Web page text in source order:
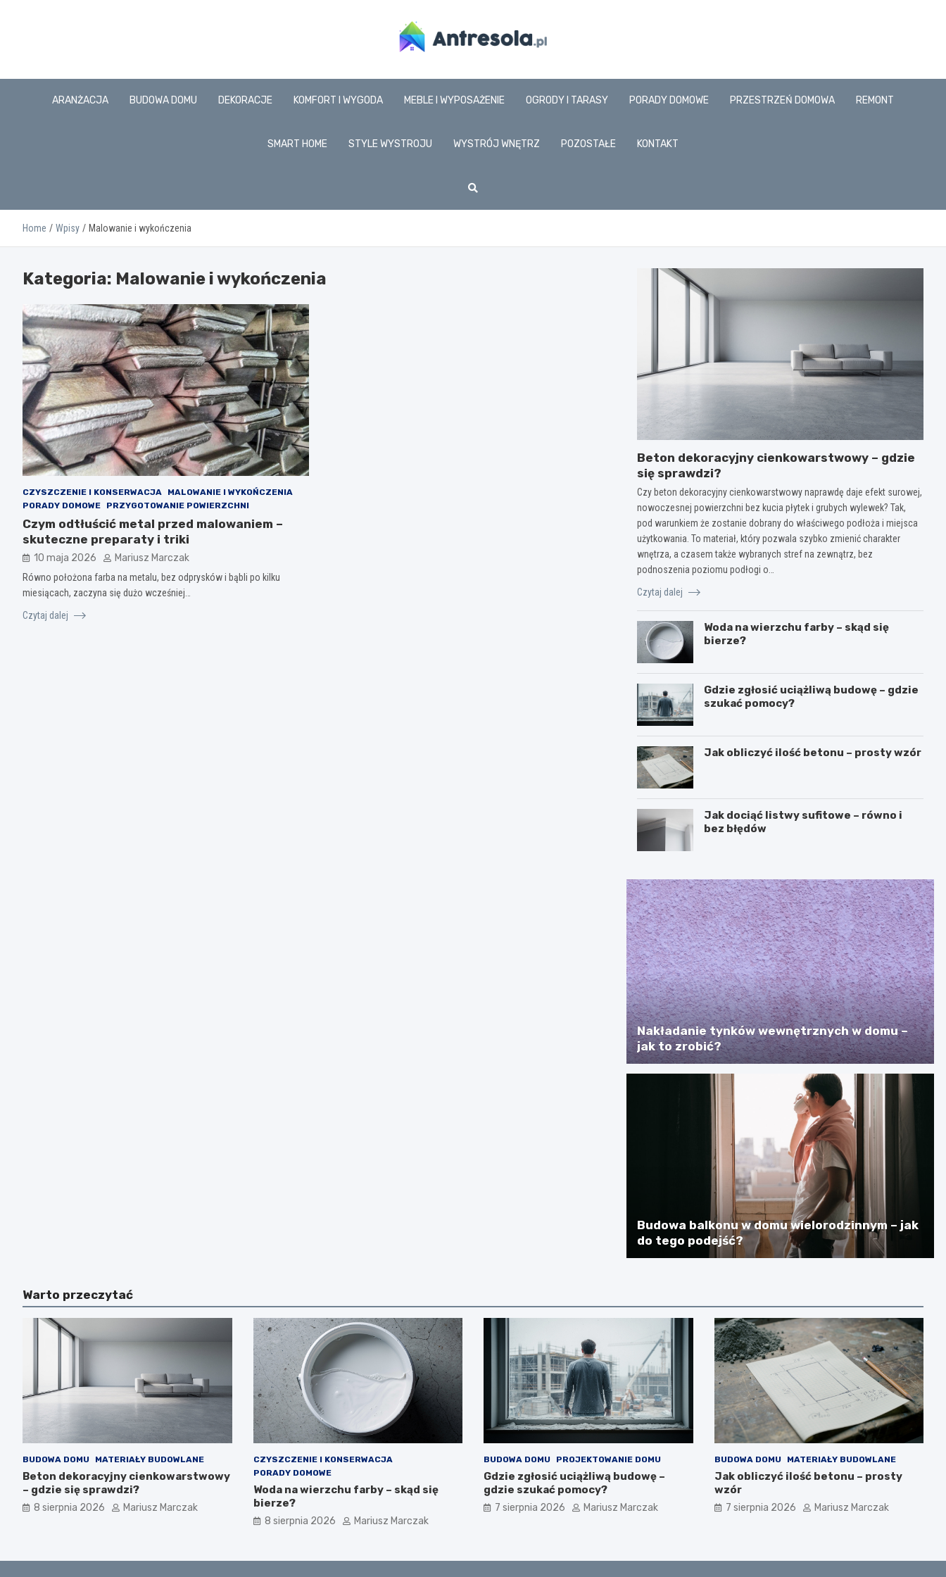
www.antresola.pl
ARANŻACJA BUDOWA DOMU DEKORACJE KOMFORT I WYGODA MEBLE I WYPOSAŻENIE OGRODY I TARASY PORADY DOMOWE PRZESTRZEŃ DOMOWA REMONT
SMART HOME STYLE WYSTROJU WYSTRÓJ WNĘTRZ POZOSTAŁE KONTAKT
Home Wpisy Malowanie i wykończenia
Kategoria: Malowanie i wykończenia
CZYSZCZENIE I KONSERWACJA
MALOWANIE I WYKOŃCZENIA
PORADY DOMOWE
PRZYGOTOWANIE POWIERZCHNI
Czym odtłuścić metal przed malowaniem –
skuteczne preparaty i triki
10 maja 2026 Mariusz Marczak
Równo położona farba na metalu, bez odprysków i bąbli po kilku
miesiącach, zaczyna się dużo wcześniej…
Czytaj dalej
Beton dekoracyjny cienkowarstwowy – gdzie
się sprawdzi?
Czy beton dekoracyjny cienkowarstwowy naprawdę daje efekt surowej,
nowoczesnej powierzchni bez kucia płytek i grubych wylewek? Tak,
pod warunkiem że zostanie dobrany do właściwego podłoża i miejsca
użytkowania. To materiał, który pozwala szybko zmienić charakter
wnętrza, a czasem także wybranych stref na zewnątrz, bez
podnoszenia poziomu podłogi o…
Czytaj dalej
Woda na wierzchu farby – skąd się
bierze?
Gdzie zgłosić uciążliwą budowę – gdzie
szukać pomocy?
Jak obliczyć ilość betonu – prosty wzór
Jak dociąć listwy sufitowe – równo i
bez błędów
Nakładanie tynków wewnętrznych w domu –
jak to zrobić?
Budowa balkonu w domu wielorodzinnym – jak
do tego podejść?
Warto przeczytać
BUDOWA DOMU MATERIAŁY BUDOWLANE
Beton dekoracyjny cienkowarstwowy
– gdzie się sprawdzi?
8 sierpnia 2026 Mariusz Marczak
CZYSZCZENIE I KONSERWACJA
PORADY DOMOWE
Woda na wierzchu farby – skąd się
bierze?
8 sierpnia 2026 Mariusz Marczak
BUDOWA DOMU PROJEKTOWANIE DOMU
Gdzie zgłosić uciążliwą budowę –
gdzie szukać pomocy?
7 sierpnia 2026 Mariusz Marczak
BUDOWA DOMU MATERIAŁY BUDOWLANE
Jak obliczyć ilość betonu – prosty
wzór
7 sierpnia 2026 Mariusz Marczak